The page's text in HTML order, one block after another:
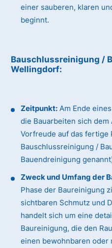
einer sauberen, klaren
beginnt.
Bauschlussreinigung /
Wellingdorf:
Zeitpunkt: Am Ende
die Bauarbeiten sich
Vorfreude auf das fertige
Bauschlussreinigung /
Bauendreinigung
Zweck und Umfang der
Phase der Baureinigung
sichtbaren Schmutz und
handelt sich um eine
Baureinigung, die den
einen bewohnbaren oder